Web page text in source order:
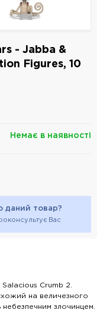
- Jabba &
Figures, 10
Немає в наявності
даний товар?
Вас
Crumb 2.
на величезного
злочинцем.